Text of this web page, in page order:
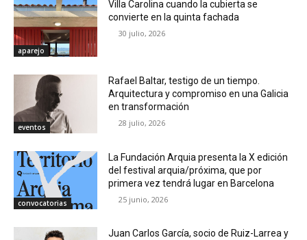
aparejo
Villa Carolina cuando la cubierta se
convierte en la quinta fachada
30 julio, 2026
eventos
Rafael Baltar, testigo de un tiempo.
Arquitectura y compromiso en una Galicia
en transformación
28 julio, 2026
convocatorias
La Fundación Arquia presenta la X edición
del festival arquia/próxima, que por
primera vez tendrá lugar en Barcelona
25 junio, 2026
Juan Carlos García, socio de Ruiz-Larrea y